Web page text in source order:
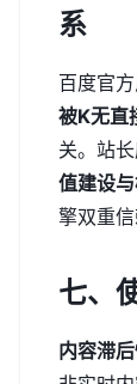
系
百度官方
被K无直
关。站
值建设
擎双重信
七、
内容滞后